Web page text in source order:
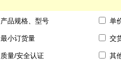
产品规格、型号 单
最小订货量 交
质量/安全认证 其